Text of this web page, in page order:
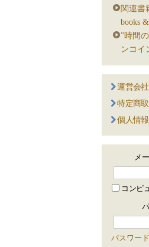
関連書
books
”時間
ンコイ
運営会社
特定商
個人情
メ
コンピ
パスワー